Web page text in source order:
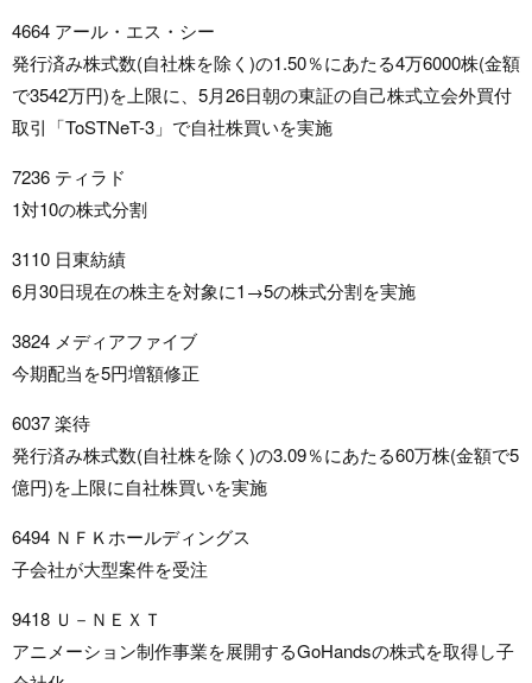
4664 アール・エス・シー
発行済み株式数(自社株を除く)の1.50％にあたる4万6000株(金額
で3542万円)を上限に、5月26日朝の東証の自己株式立会外買付
取引「ToSTNeT-3」で自社株買いを実施
7236 ティラド
1対10の株式分割
3110 日東紡績
6月30日現在の株主を対象に1→5の株式分割を実施
3824 メディアファイブ
今期配当を5円増額修正
6037 楽待
発行済み株式数(自社株を除く)の3.09％にあたる60万株(金額で5
億円)を上限に自社株買いを実施
6494 ＮＦＫホールディングス
子会社が大型案件を受注
9418 Ｕ－ＮＥＸＴ
アニメーション制作事業を展開するGoHandsの株式を取得し子